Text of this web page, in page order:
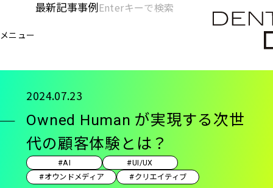
ン
ン
ツ
メニュー
[KC]
-
メ
イ
最新記事事例
検
索
Owned Human が実現する次世
代の顧客体験とは？
2024.07.23
#AI
#UI/UX
#オウンドメディア
#クリエイティブ